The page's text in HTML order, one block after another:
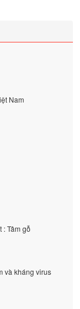
Nam
: Tâm gỗ
và kháng virus